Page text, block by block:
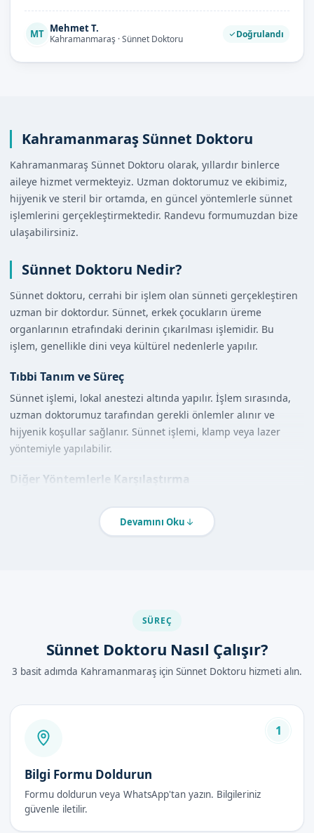
MT Mehmet T.
Kahramanmaraş · Sünnet Doktoru Doğrulandı
Kahramanmaraş Sünnet Doktoru
Kahramanmaraş Sünnet Doktoru olarak, yıllardır binlerce
aileye hizmet vermekteyiz. Uzman doktorumuz ve ekibimiz,
hijyenik ve steril bir ortamda, en güncel yöntemlerle sünnet
işlemlerini gerçekleştirmektedir. Randevu formumuzdan bize
ulaşabilirsiniz.
Sünnet Doktoru Nedir?
Sünnet doktoru, cerrahi bir işlem olan sünneti gerçekleştiren
uzman bir doktordur. Sünnet, erkek çocukların üreme
organlarının etrafındaki derinin çıkarılması işlemidir. Bu
işlem, genellikle dini veya kültürel nedenlerle yapılır.
Tıbbi Tanım ve Süreç
Sünnet işlemi, lokal anestezi altında yapılır. İşlem sırasında,
uzman doktorumuz tarafından gerekli önlemler alınır ve
hijyenik koşullar sağlanır. Sünnet işlemi, klamp veya lazer
yöntemiyle yapılabilir.
Diğer Yöntemlerle Karşılaştırma
bir seçenektir. Uzman doktorumuz, yılların deneyimiyle, en
güncel yöntemleri kullanarak sünnet işlemlerini gerçekleştirir.
Sünnet doktoru, Kahramanmaraş'ta以下 adımları takip eder:
Hastanın muayenesi yapılır
İşlem için gerekli önlemler alınır
Lokal anestezi uygulanır
Randevu formumuzdan bize ulaşabilirsiniz.
Sünnet Doktoru Avantajları
Sünnet doktorunun avantajları şunlardır:
Devamını Oku
SÜREÇ
Sünnet Doktoru Nasıl Çalışır?
3 basit adımda Kahramanmaraş için Sünnet Doktoru hizmeti alın.
1
Bilgi Formu Doldurun
Formu doldurun veya WhatsApp'tan yazın. Bilgileriniz
güvenle iletilir.